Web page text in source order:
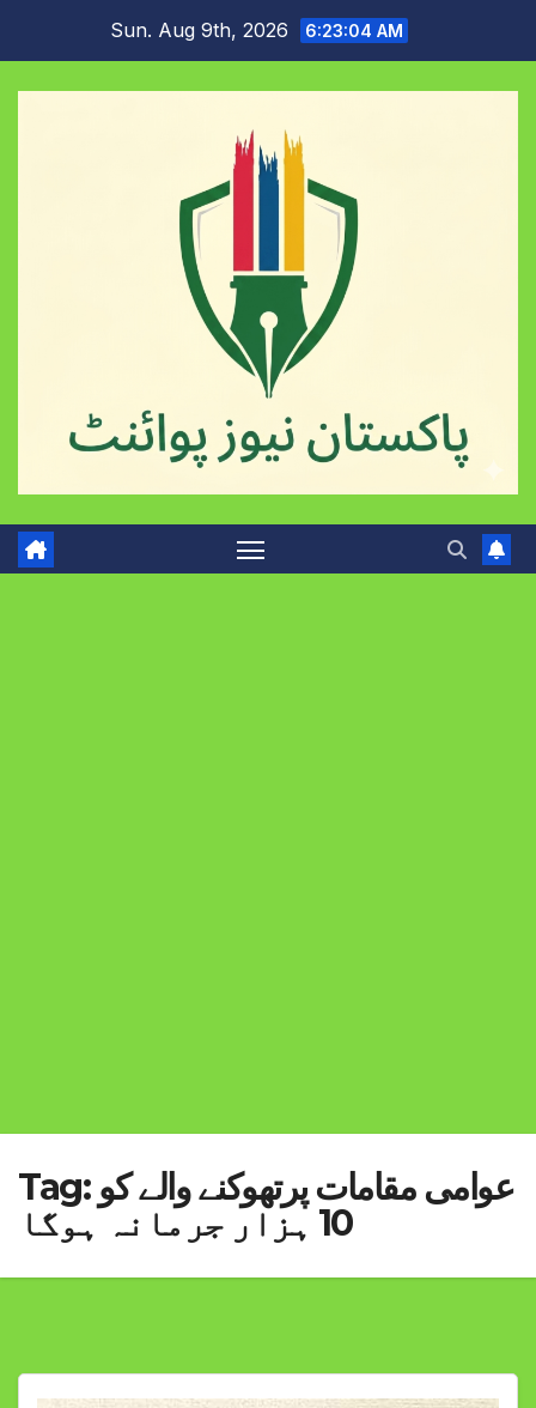
content
Sun. Aug 9th, 2026 6:23:04 AM
Tag: عوامی مقامات پرتھوکنے والے کو
10 ہزار جرمانہ ہوگا